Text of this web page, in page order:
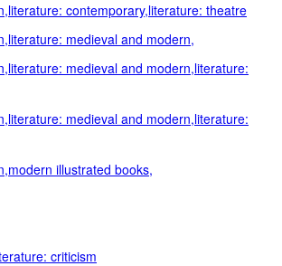
contemporary,literature: theatre
medieval and modern,
medieval and modern,literature:
medieval and modern,literature:
illustrated books,
criticism